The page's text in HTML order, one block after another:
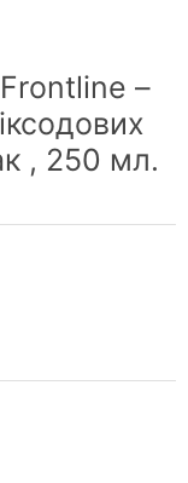
–
, 250 мл.